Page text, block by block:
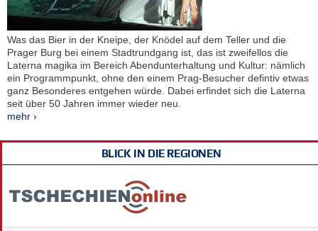
Was das Bier in der Kneipe, der Knödel auf dem Teller und die
Prager Burg bei einem Stadtrundgang ist, das ist zweifellos die
Laterna magika im Bereich Abendunterhaltung und Kultur: nämlich
ein Programmpunkt, ohne den einem Prag-Besucher defintiv etwas
ganz Besonderes entgehen würde. Dabei erfindet sich die Laterna
seit über 50 Jahren immer wieder neu.
mehr ›
BLICK IN DIE REGIONEN